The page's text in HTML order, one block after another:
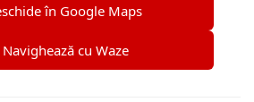
în Google Maps
Navighează cu Waze